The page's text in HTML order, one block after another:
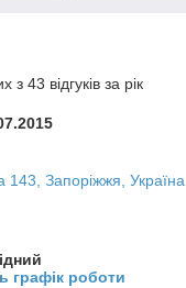
з 43 відгуків за рік
143, Запоріжжя, Україна
графік роботи